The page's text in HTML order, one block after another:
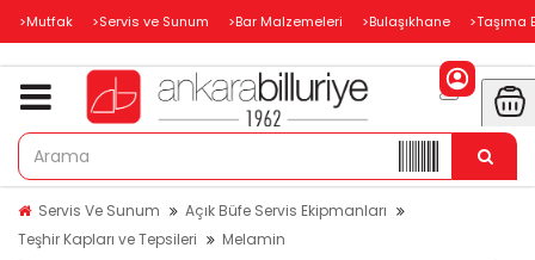
>Mutfak >Servis ve Sunum >Bar Malzemeleri >Bulaşıkhane >Taşıma
Servis Ve Sunum
Açık Büfe Servis Ekipmanları
Teşhir Kapları ve Tepsileri
Melamin